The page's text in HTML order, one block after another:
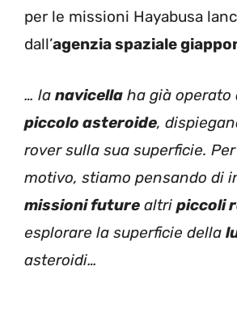
per le missioni Hayabusa
dall’agenzia spaziale
… la navicella ha già operato
piccolo asteroide,
rover sulla sua superficie.
motivo, stiamo pensando di
missioni future altri piccoli
esplorare la superficie della
asteroidi…